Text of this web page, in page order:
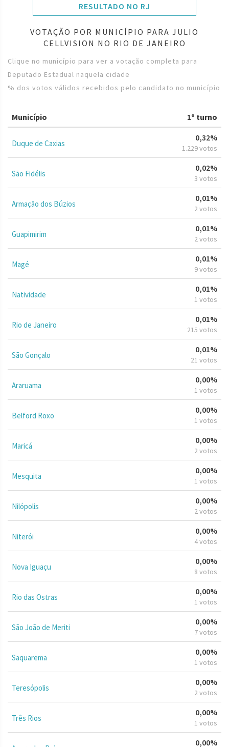
RESULTADO NO RJ
VOTAÇÃO POR MUNICÍPIO PARA JULIO
CELLVISION NO RIO DE JANEIRO
Clique no município para ver a votação completa para
Deputado Estadual naquela cidade
% dos votos válidos recebidos pelo candidato no município
Município 1º turno
Duque de Caxias
0,32%
1.229 votos
São Fidélis
0,02%
3 votos
Armação dos Búzios
0,01%
2 votos
Guapimirim
0,01%
2 votos
Magé
0,01%
9 votos
Natividade
0,01%
1 votos
Rio de Janeiro
0,01%
215 votos
São Gonçalo
0,01%
21 votos
Araruama
0,00%
1 votos
Belford Roxo
0,00%
1 votos
Maricá
0,00%
2 votos
Mesquita
0,00%
1 votos
Nilópolis
0,00%
2 votos
Niterói
0,00%
4 votos
Nova Iguaçu
0,00%
8 votos
Rio das Ostras
0,00%
1 votos
São João de Meriti
0,00%
7 votos
Saquarema
0,00%
1 votos
Teresópolis
0,00%
2 votos
Três Rios
0,00%
1 votos
0,00%